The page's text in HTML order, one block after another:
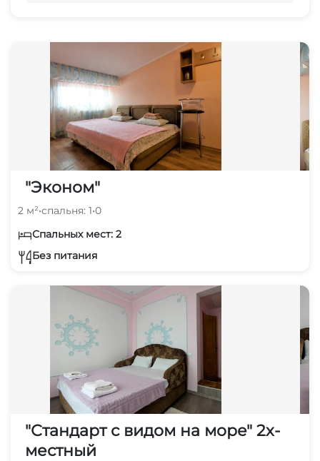
"Эконом"
2 м²•спальня: 1•0
Спальных мест: 2
Без питания
"Стандарт с видом на море" 2х-
местный